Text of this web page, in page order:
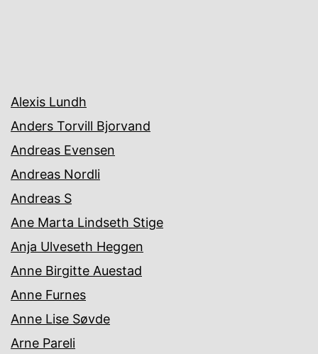
Alexis Lundh
Anders Torvill Bjorvand
Andreas Evensen
Andreas Nordli
Andreas S
Ane Marta Lindseth Stige
Anja Ulveseth Heggen
Anne Birgitte Auestad
Anne Furnes
Anne Lise Søvde
Arne Pareli